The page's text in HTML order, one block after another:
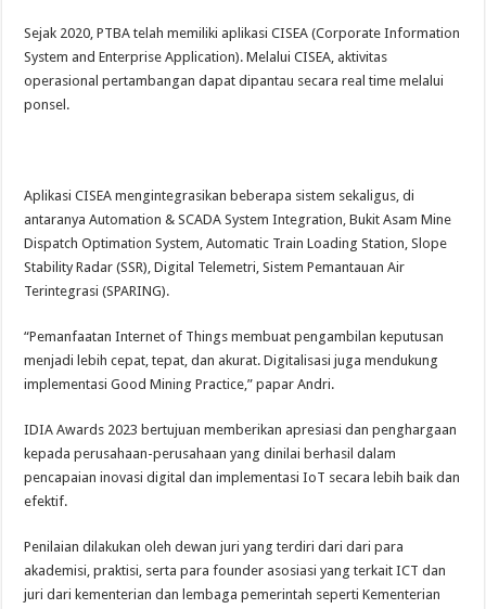
Sejak 2020, PTBA telah memiliki aplikasi CISEA (Corporate Information
System and Enterprise Application). Melalui CISEA, aktivitas
operasional pertambangan dapat dipantau secara real time melalui
ponsel.
Aplikasi CISEA mengintegrasikan beberapa sistem sekaligus, di
antaranya Automation & SCADA System Integration, Bukit Asam Mine
Dispatch Optimation System, Automatic Train Loading Station, Slope
Stability Radar (SSR), Digital Telemetri, Sistem Pemantauan Air
Terintegrasi (SPARING).
“Pemanfaatan Internet of Things membuat pengambilan keputusan
menjadi lebih cepat, tepat, dan akurat. Digitalisasi juga mendukung
implementasi Good Mining Practice,” papar Andri.
IDIA Awards 2023 bertujuan memberikan apresiasi dan penghargaan
kepada perusahaan-perusahaan yang dinilai berhasil dalam
pencapaian inovasi digital dan implementasi IoT secara lebih baik dan
efektif.
Penilaian dilakukan oleh dewan juri yang terdiri dari dari para
akademisi, praktisi, serta para founder asosiasi yang terkait ICT dan
juri dari kementerian dan lembaga pemerintah seperti Kementerian